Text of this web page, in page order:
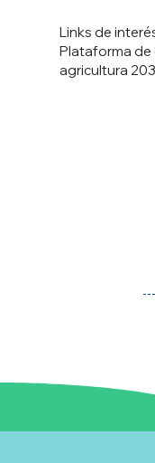
Plataforma de
agricultura
Links de